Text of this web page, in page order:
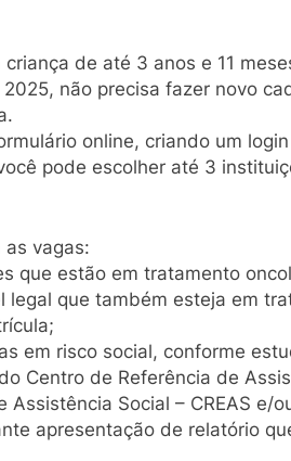
de até 3 anos e 11
não precisa fazer novo
online, criando um
pode escolher até 3
vagas:
estão em tratamento
legal que também esteja em
risco social, conforme
Centro de Referência de
Social – CREAS e/
apresentação de relatório